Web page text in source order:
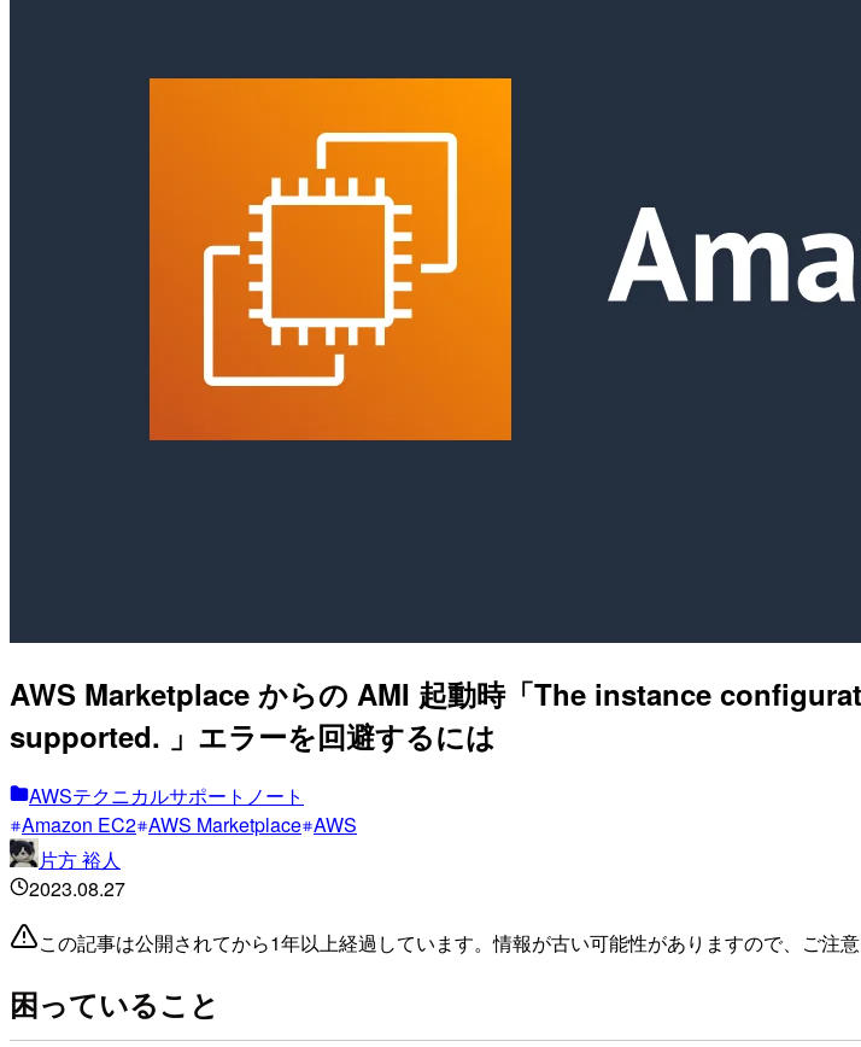
AWS Marketplace からの AMI 起動時「The instance
supported. 」エラーを回避するには
AWSテクニカルサポートノート
Amazon EC2 AWS Marketplace AWS
片方 裕人
2023.08.27
この記事は公開されてから1年以上経過しています。情報が古い可能性がありますので、ご注意
困っていること